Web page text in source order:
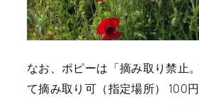
なお、ポピーは「摘み取り禁止
て摘み取り可（指定場所） 100円